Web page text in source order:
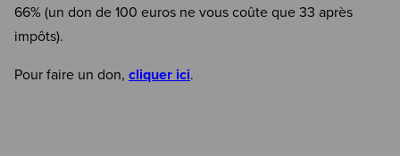
66% (un don de 100 euros ne vous coûte que 33 après
impôts).
Pour faire un don, cliquer ici.